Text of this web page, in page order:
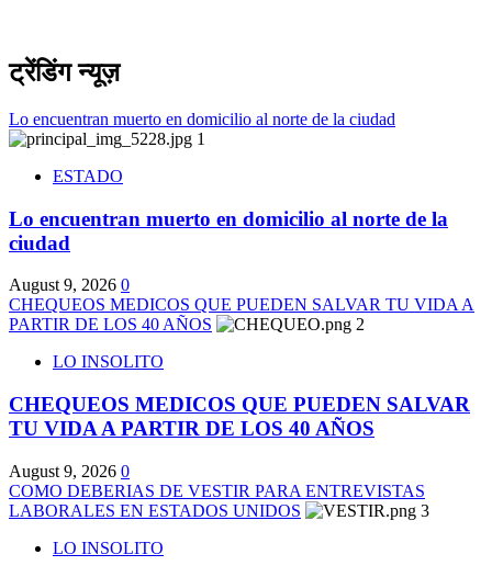
ट्रेंडिंग न्यूज़
Lo encuentran muerto en domicilio al norte de la ciudad
1
ESTADO
Lo encuentran muerto en domicilio al norte de la
ciudad
August 9, 2026 0
CHEQUEOS MEDICOS QUE PUEDEN SALVAR TU VIDA A
PARTIR DE LOS 40 AÑOS
2
LO INSOLITO
CHEQUEOS MEDICOS QUE PUEDEN SALVAR
TU VIDA A PARTIR DE LOS 40 AÑOS
August 9, 2026 0
COMO DEBERIAS DE VESTIR PARA ENTREVISTAS
LABORALES EN ESTADOS UNIDOS
3
LO INSOLITO